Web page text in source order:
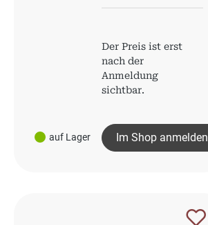
auf Lager
Der Preis ist erst
nach der
Anmeldung
sichtbar.
Im Shop anmelden